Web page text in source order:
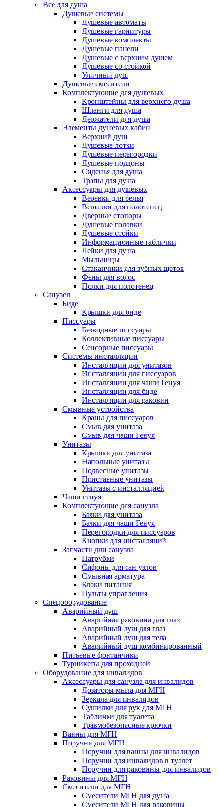
Все для душа
Душевые системы
Душевые автоматы
Душевые гарнитуры
Душевые комплекты
Душевые панели
Душевые с верхним душем
Душевые со стойкой
Уличный душ
Душевые смесители
Комплектующие для душевых
Кронштейны для верхнего душа
Шланги для душа
Держатели для душа
Элементы душевых кабин
Верхний душ
Душевые лотки
Душевые перегородки
Душевые поддоны
Сиденья для душа
Трапы для душа
Аксессуары для душевых
Веревки для белья
Вешалки для полотенец
Дверные стопоры
Душевые головки
Душевые стойки
Информационные таблички
Лейки для душа
Мыльницы
Стаканчики для зубных щеток
Фены для волос
Полки для полотенец
Санузел
Биде
Крышки для биде
Писсуары
Безводные писсуары
Коллективные писсуары
Сенсорные писсуары
Системы инсталляции
Инсталляции для унитазов
Инсталляции для писсуаров
Инсталляции для чаши Генуя
Инсталляции для биде
Инсталляции для раковин
Смывные устройства
Краны для писсуаров
Смыв для унитаза
Смыв для чаши Генуя
Унитазы
Крышки для унитаза
Напольные унитазы
Подвесные унитазы
Приставные унитазы
Унитазы с инсталляцией
Чаши генуя
Комплектующие для санузла
Бачки для унитаза
Бачки для чаши Генуя
Перегородки для писсуаров
Кнопки для инсталляций
Запчасти дли санузла
Патрубки
Сифоны для сан узлов
Смывная арматура
Блоки питания
Пульты управления
Спецоборудование
Аварийный душ
Аварийная раковина для глаз
Аварийный душ для глаз
Аварийный душ для тела
Аварийный душ комбинированный
Питьевые фонтанчики
Турникеты для проходной
Оборудование для инвалидов
Аксессуары для санузла для инвалидов
Дозаторы мыла для МГН
Зеркала для инвалидов
Сушилки для рук для МГН
Таблички для туалета
Травмобезопасные крючки
Ванны для МГН
Поручни для МГН
Поручни для ванны для инвалидов
Поручни для инвалидов в туалет
Поручни для раковины для инвалидов
Раковины для МГН
Смесители для МГН
Смесители МГН для душа
Смесители МГН для раковины